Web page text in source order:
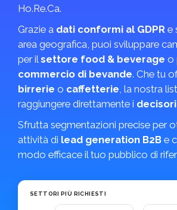
Ho.Re.Ca.
Grazie a dati conformi al GDPR e
area geografica, puoi sviluppare
per ilsettore food & beverage o
commercio di bevande. Che tu
birrerie o caffetterie, la nostra
raggiungere direttamente i
Sfrutta segmentazioni precise per
attività di lead generation B2B e
modo efficace il tuo pubblico di
SETTORI PIÙ RICHIESTI